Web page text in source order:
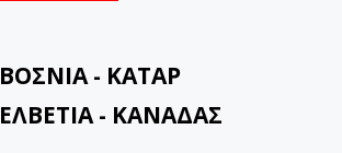
ΒΟΣΝΙΑ - ΚΑΤΑΡ
ΕΛΒΕΤΙΑ - ΚΑΝΑΔΑΣ